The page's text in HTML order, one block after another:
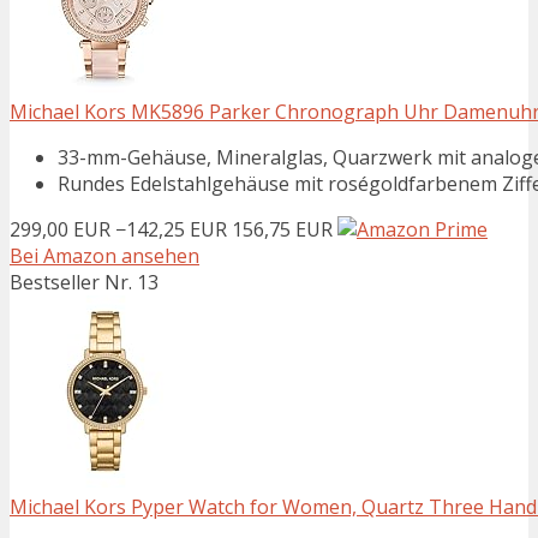
Michael Kors MK5896 Parker Chronograph Uhr
33-mm-Gehäuse, Mineralglas, Quarzwerk mit
Rundes Edelstahlgehäuse mit roségoldfarbenem
299,00 EUR −142,25 EUR 156,75 EUR
Bei Amazon ansehen
Bestseller Nr. 13
Michael Kors Pyper Watch for Women, Quartz Three